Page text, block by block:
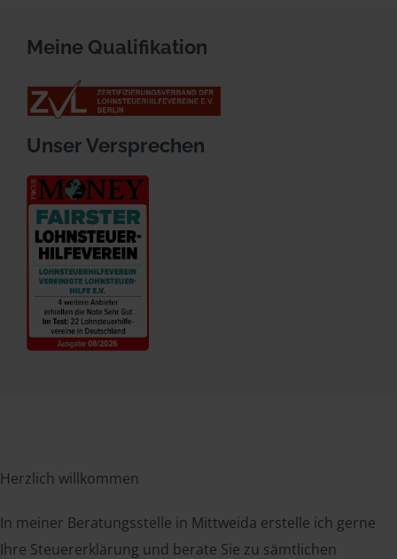
Meine Qualifikation
Unser Versprechen
Herzlich willkommen
In meiner Beratungsstelle in Mittweida erstelle ich gerne
Ihre Steuererklärung und berate Sie zu sämtlichen